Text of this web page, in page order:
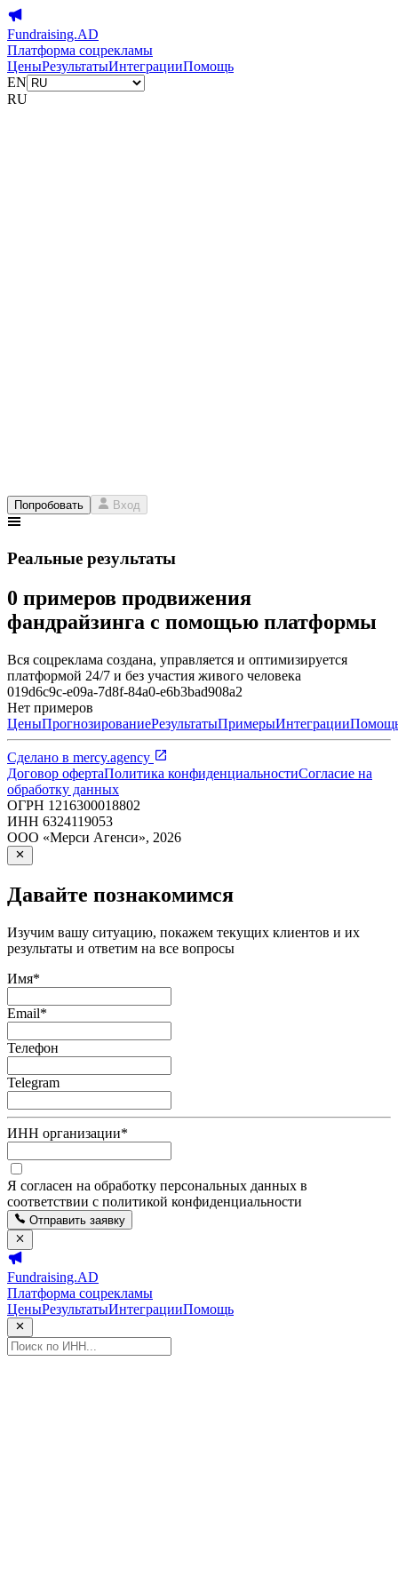
Fundraising.AD
Платформа соцрекламы
ЦеныРезультатыИнтеграцииПомощь
EN
RU
Попробовать Вход
Реальные результаты
0 примеров продвижения
фандрайзинга с помощью платформы
Вся соцреклама создана, управляется и оптимизируется
платформой 24/7 и без участия живого человека
019d6c9c-e09a-7d8f-84a0-e6b3bad908a2
Нет примеров
ЦеныПрогнозированиеРезультатыПримерыИнтеграции
Сделано в mercy.agency
Договор офертаПолитика конфиденциальностиСогласие на
обработку данных
ОГРН 1216300018802
ИНН 6324119053
ООО «Мерси Агенси», 2026
Давайте познакомимся
Изучим вашу ситуацию, покажем текущих клиентов и их
результаты и ответим на все вопросы
Имя*
Email*
Телефон
Telegram
ИНН организации*
Я согласен на обработку персональных данных в
соответствии с политикой конфиденциальности
Отправить заявку
Fundraising.AD
Платформа соцрекламы
ЦеныРезультатыИнтеграцииПомощь